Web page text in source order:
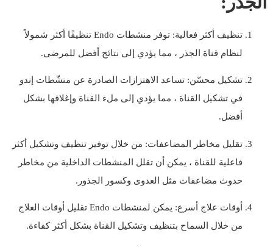
تنظيف أكثر فعالية: توفر منشطات Endo تنظيفًا أكثر شمولاً
لنظام قناة الجذر ، مما يؤدي إلى نتائج أفضل للمرضى.
تشكيل محسّن: تساعد الاهتزازات الصادرة عن منشّطات إندو
في تشكيل القناة ، مما يؤدي إلى ملء القناة وإغلاقها بشكل
أفضل.
تقليل مخاطر المضاعفات: من خلال توفير تنظيف وتشكيل أكثر
فاعلية للقناة ، يمكن أن تقلل المنشطات الداخلية من مخاطر
حدوث مضاعفات مثل العدوى وكسور الجذور.
أوقات علاج أسرع: يمكن لمنشطات Endo تقليل أوقات العلاج
من خلال السماح بتنظيف وتشكيل القناة بشكل أكثر كفاءة.